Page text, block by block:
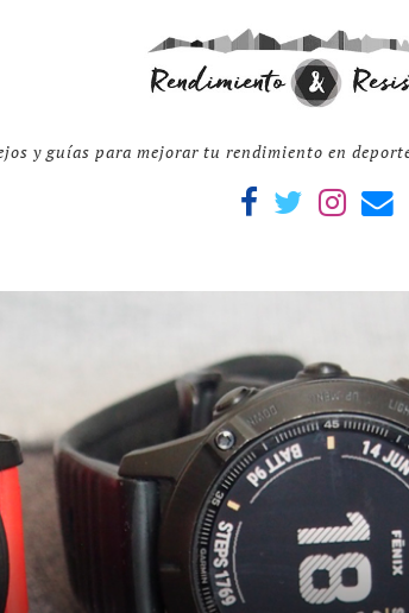
y guías para mejorar tu rendimiento en